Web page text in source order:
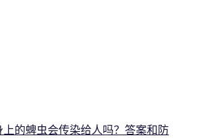
上的蜱虫会传染给人吗？答案和防